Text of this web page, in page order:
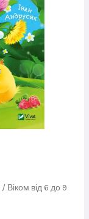
/ Віком від 6 до 9